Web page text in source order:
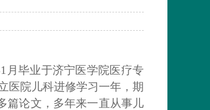
月毕业于济宁医学院医疗专
医院儿科进修学习一年，期
篇论文，多年来一直从事儿